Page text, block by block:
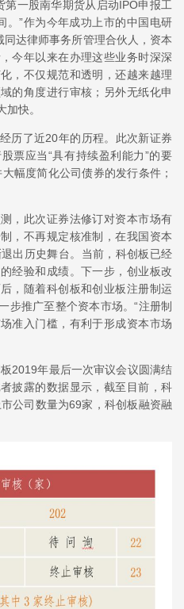
一股南华期货从启动IPO申报工
。”作为今年成功上市的中国电研
达律师事务所管理合伙人，资本
今年以来在办理这些业务时深深
，不仅规范和透明，还越来越理
的角度进行审核；另外无纸化申
快。
历了近20年的历程。此次新证券
票应当“具有持续盈利能力”的要
幅度简化公司债券的发行条件；
，此次证券法修订对资本市场有
，不再规定核准制，在我国资本
出历史舞台。当前，科创板已经
经验和成绩。下一步，创业板改
，随着科创板和创业板注册制运
步推广至整个资本市场。“注册制
准入门槛，有利于形成资本市场
2019年最后一次审议会议圆满结
披露的数据显示，截至目前，科
公司数量为69家，科创板融资融